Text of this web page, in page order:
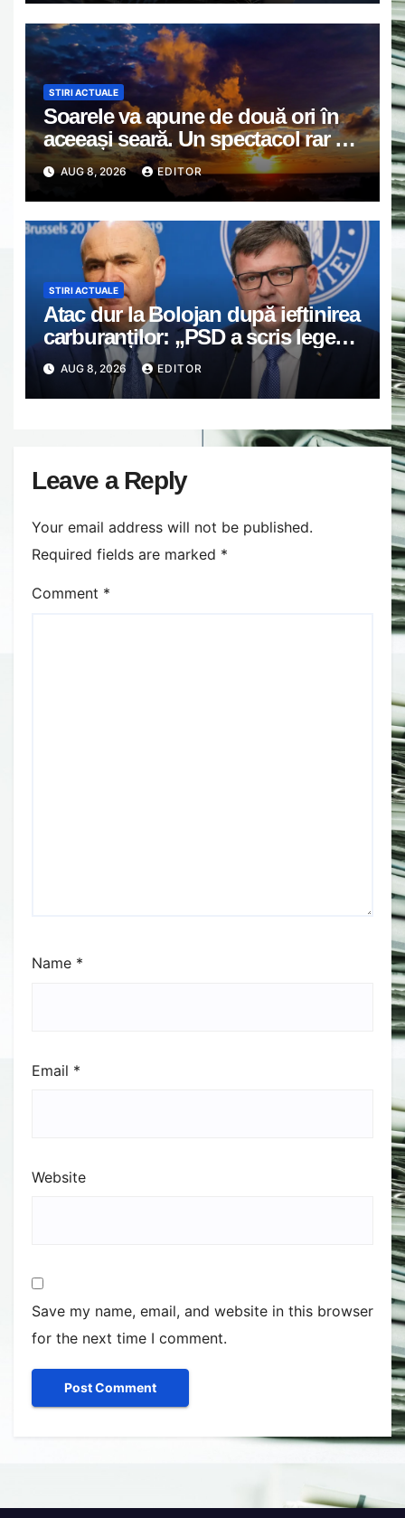
STIRI ACTUALE
Soarele va apune de două ori în
aceeași seară. Un spectacol rar va
întrerupe liniștea unui sat din
Europa
AUG 8, 2026 EDITOR
STIRI ACTUALE
Atac dur la Bolojan după ieftinirea
carburanților: „PSD a scris legea.
Dumneavoastră ați scris discursul
de după”
AUG 8, 2026 EDITOR
Leave a Reply
Your email address will not be published.
Required fields are marked *
Comment *
Name *
Email *
Website
Save my name, email, and website in this browser
for the next time I comment.